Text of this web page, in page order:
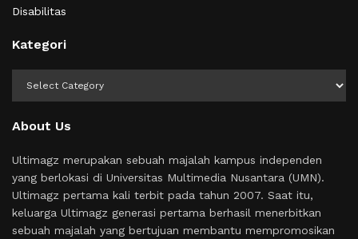
Disabilitas
Kategori
About Us
Ultimagz merupakan sebuah majalah kampus independen
yang berlokasi di Universitas Multimedia Nusantara (UMN).
Ultimagz pertama kali terbit pada tahun 2007. Saat itu,
keluarga Ultimagz generasi pertama berhasil menerbitkan
sebuah majalah yang bertujuan membantu mempromosikan